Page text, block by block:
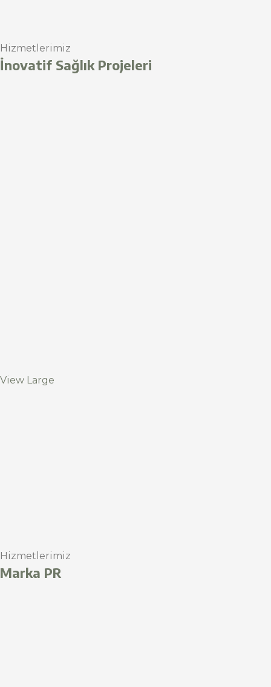
Hizmetlerimiz
İnovatif Sağlık Projeleri
View Large
Hizmetlerimiz
Marka PR